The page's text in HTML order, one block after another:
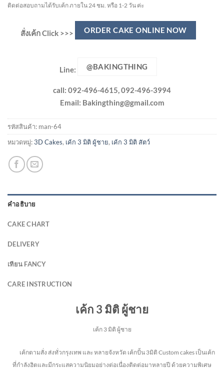
ติดต่อสอบถามได้รับเค้ก ภายใน 24 ชม. หรือ 1-2 วัน ค่ะ
สั่งเค้ก Click >>> ORDER CAKE ONLINE NOW
Line: @BAKINGTHING
call: 092-496-4615, 092-496-3994
Email: Bakingthing@gmail.com
รหัสสินค้า: man-64
หมวดหมู่:3D Cakes, เค้ก 3 มิติ ผู้ชาย, เค้ก 3 มิติ สัตว์
คำอธิบาย
CAKE CHART
DELIVERY
เทียน FANCY
CARE INSTRUCTION
เค้ก 3 มิติ ผู้ชาย
เค้ก 3 มิติ ผู้ชาย
เค้กตามสั่ง ส่งทั่วกรุงเทพ และ หลายจังหวัด เค้กปั้น 3มิติ Custom cakes เป็นเค้ก
ที่กำลังฮิตและมีกระแสความนิยมอย่างต่อเนื่องติดต่อมาหลายปี ด้วยความพิเศษ